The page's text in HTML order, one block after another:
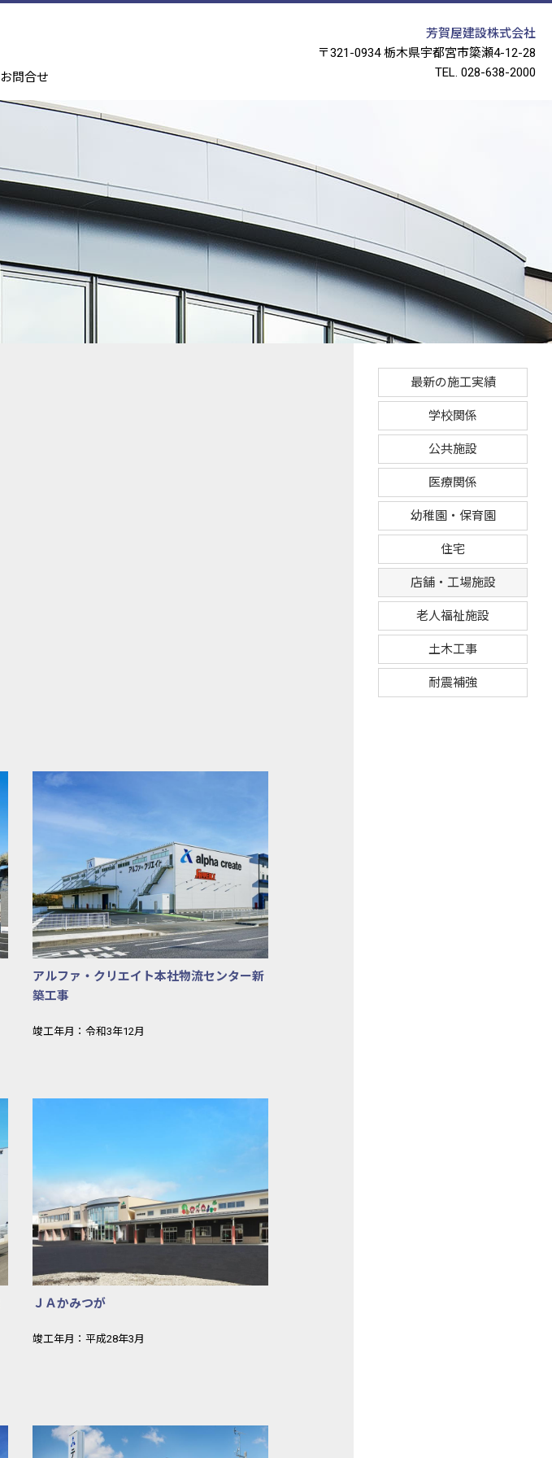
お問合せ
芳賀屋建設株式会社
〒321-0934栃木県宇都宮市簗瀬4-12-28
TEL. 028-638-2000
テージtypeA
マカナカフェ・レアマカナ本社新築工事
アルファ・クリエイト本社物流センター新
築工事
竣工年月：令和3年12月
ＪＡかみつが
竣工年月：平成28年3月
(株)東京データキャリ 店舗複合事務所
最新の施工実績
学校関係
公共施設
医療関係
幼稚園・保育園
住宅
店舗・工場施設
老人福祉施設
土木工事
耐震補強